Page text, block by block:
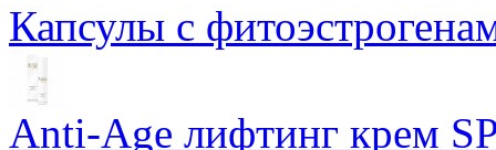
Капсулы с
Anti-Age лифтинг крем